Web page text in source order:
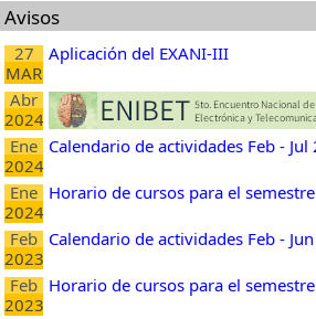
Avisos
27
MAR
Aplicación del EXANI-III
Abr
2024
Ene
2024
Calendario de actividades Feb - Jul
Ene
2024
Horario de cursos para el
Feb
2023
Calendario de actividades Feb -
Feb
2023
Horario de cursos para el